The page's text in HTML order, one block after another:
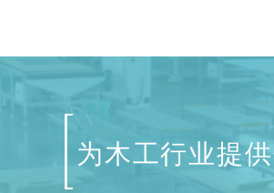
实现智能化生产，节
省人力、物力和时间。 该设备...
现
该
为木工行业提